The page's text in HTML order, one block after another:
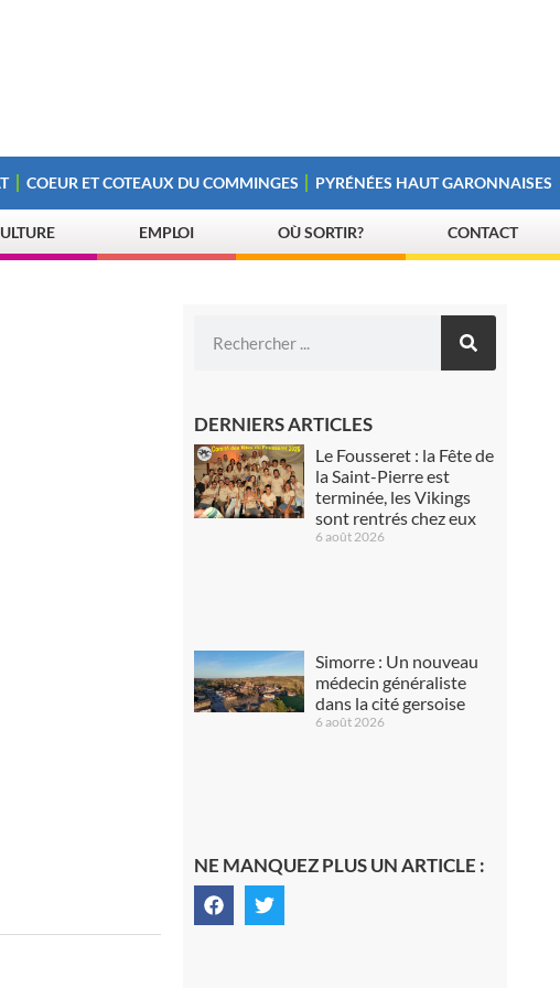
COEUR ET COTEAUX DU COMMINGES PYRÉNÉES HAUT GARONNAISES
EMPLOI OÙ SORTIR? CONTACT
DERNIERS ARTICLES
Le Fousseret : la Fête de
la Saint-Pierre est
terminée, les Vikings
sont rentrés chez eux
6 août 2026
Simorre : Un nouveau
médecin généraliste
dans la cité gersoise
6 août 2026
NE MANQUEZ PLUS UN ARTICLE :